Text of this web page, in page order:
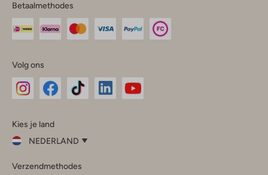
Betaalmethodes
Volg ons
InstagramFacebook
Kies je land
NEDERLAND
je
Verzendmethodes